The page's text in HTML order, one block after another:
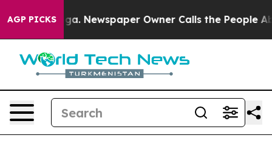
AGP PICKSNewspaper Owner Calls the People Abruptly